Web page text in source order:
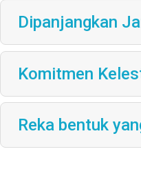
Dipanjangkan
Komitmen
Reka bentuk